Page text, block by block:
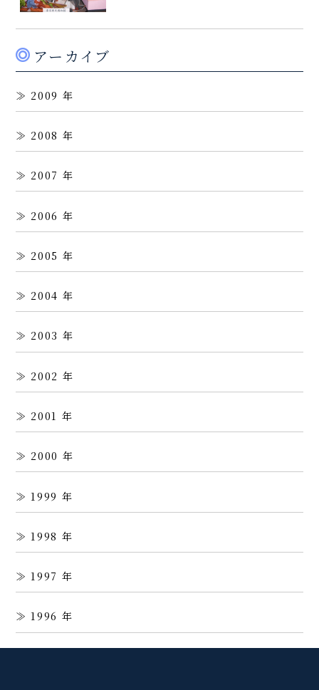
アーカイブ
2009
2008
2007
2006
2005
2004
2003
2002
2001
2000
1999
1998
1997
1996